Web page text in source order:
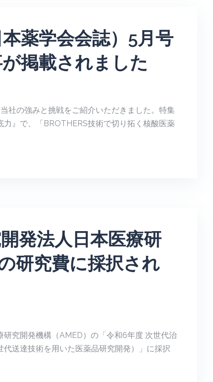
薬学会会誌）5月号
掲載されました
社の強みと挑戦をご紹介いただきました。特集
力』で、「BROTHERS技術で切り拓く核酸医薬
発法人日本医療研
研究費に採択され
究開発機構（AMED）の「令和6年度 次世代治
送達技術を用いた医薬品研究開発）」に採択